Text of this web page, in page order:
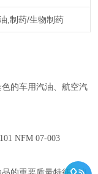
,制药/生物制药
的车用汽油、航空汽
NFM 07-003